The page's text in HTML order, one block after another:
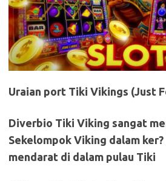
Uraian port Tiki Vikings (Just
Diverbio Tiki Viking sangat
Sekelompok Viking dalam
mendarat di dalam pulau Tiki